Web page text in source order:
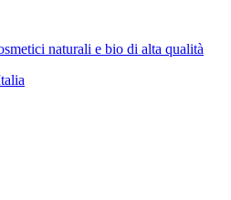
naturali e bio di alta qualità